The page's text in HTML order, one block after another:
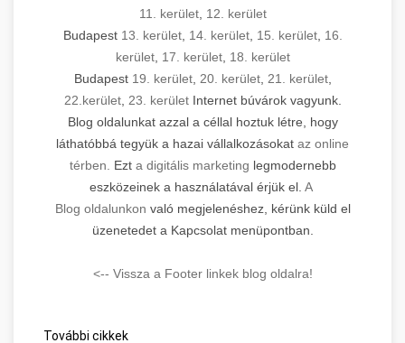
11. kerület, 12. kerület
Budapest 13. kerület, 14. kerület, 15. kerület, 16.
kerület, 17. kerület, 18. kerület
Budapest 19. kerület, 20. kerület, 21. kerület,
22.kerület, 23. kerületInternet búvárok vagyunk.
Blog oldalunkat azzal a céllal hoztuk létre, hogy
láthatóbbá tegyük a hazai vállalkozásokat az online
térben.
Ezt a digitális marketing legmodernebb
eszközeinek a használatával érjük el. A
Blog oldalunkon való megjelenéshez, kérünk küld el
üzenetedet a Kapcsolat menüpontban.
<-- Vissza a Footer linkek blog oldalra!
További cikkek